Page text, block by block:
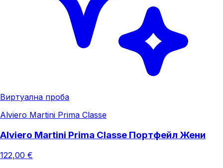
Виртуална проба
Alviero Martini Prima Classe
Alviero Martini Prima Classe Портфейл Жени
122,00 €